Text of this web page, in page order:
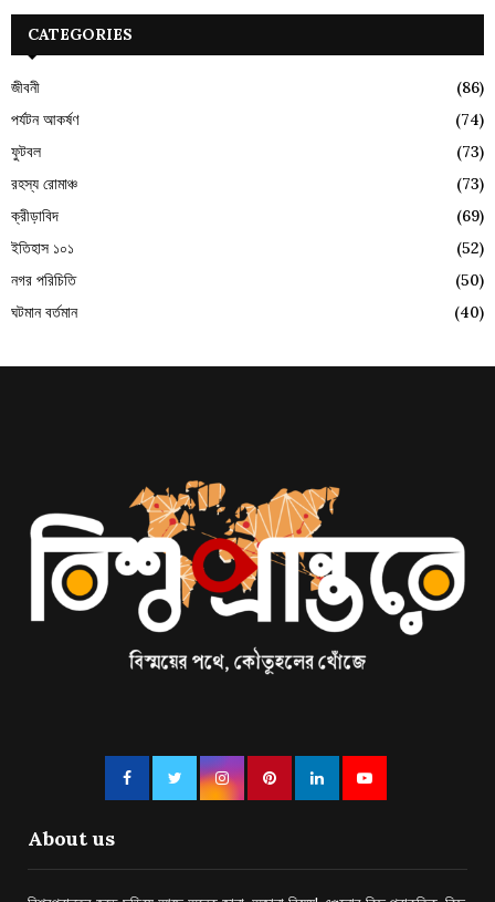
CATEGORIES
জীবনী
(86)
পর্যটন আকর্ষণ
(74)
ফুটবল
(73)
রহস্য রোমাঞ্চ
(73)
ক্রীড়াবিদ
(69)
ইতিহাস ১০১
(52)
নগর পরিচিতি
(50)
ঘটমান বর্তমান
(40)
About us